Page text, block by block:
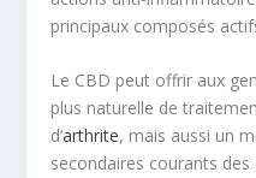
principaux composés
Le CBD peut offrir aux
plus naturelle de
d’arthrite, mais aussi un
secondaires courants